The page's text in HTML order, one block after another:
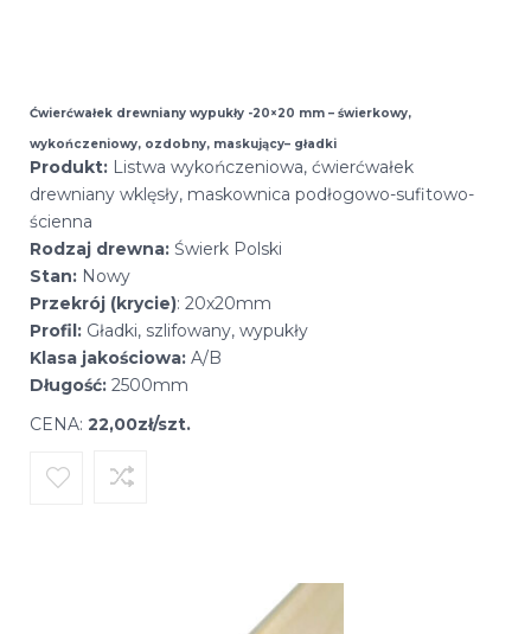
Ćwierćwałek drewniany wypukły -20×20 mm – świerkowy,
wykończeniowy, ozdobny, maskujący– gładki
Produkt: Listwa wykończeniowa, ćwierćwałek
drewniany wklęsły, maskownica podłogowo-sufitowo-
ścienna
Rodzaj drewna: Świerk Polski
Stan: Nowy
Przekrój (krycie): 20x20mm
Profil: Gładki, szlifowany, wypukły
Klasa jakościowa: A/B
Długość: 2500mm
CENA: 22,00zł/szt.